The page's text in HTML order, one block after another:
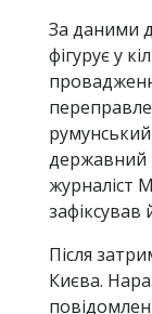
За даними
фігурує у
державний
журналіст
зафіксував
Після
Києва.